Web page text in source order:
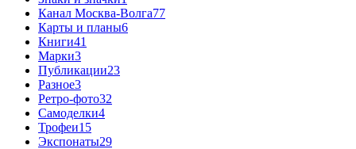
Канал Москва-Волга77
Карты и планы6
Книги41
Марки3
Публикации23
Разное3
Ретро-фото32
Самоделки4
Трофеи15
Экспонаты29